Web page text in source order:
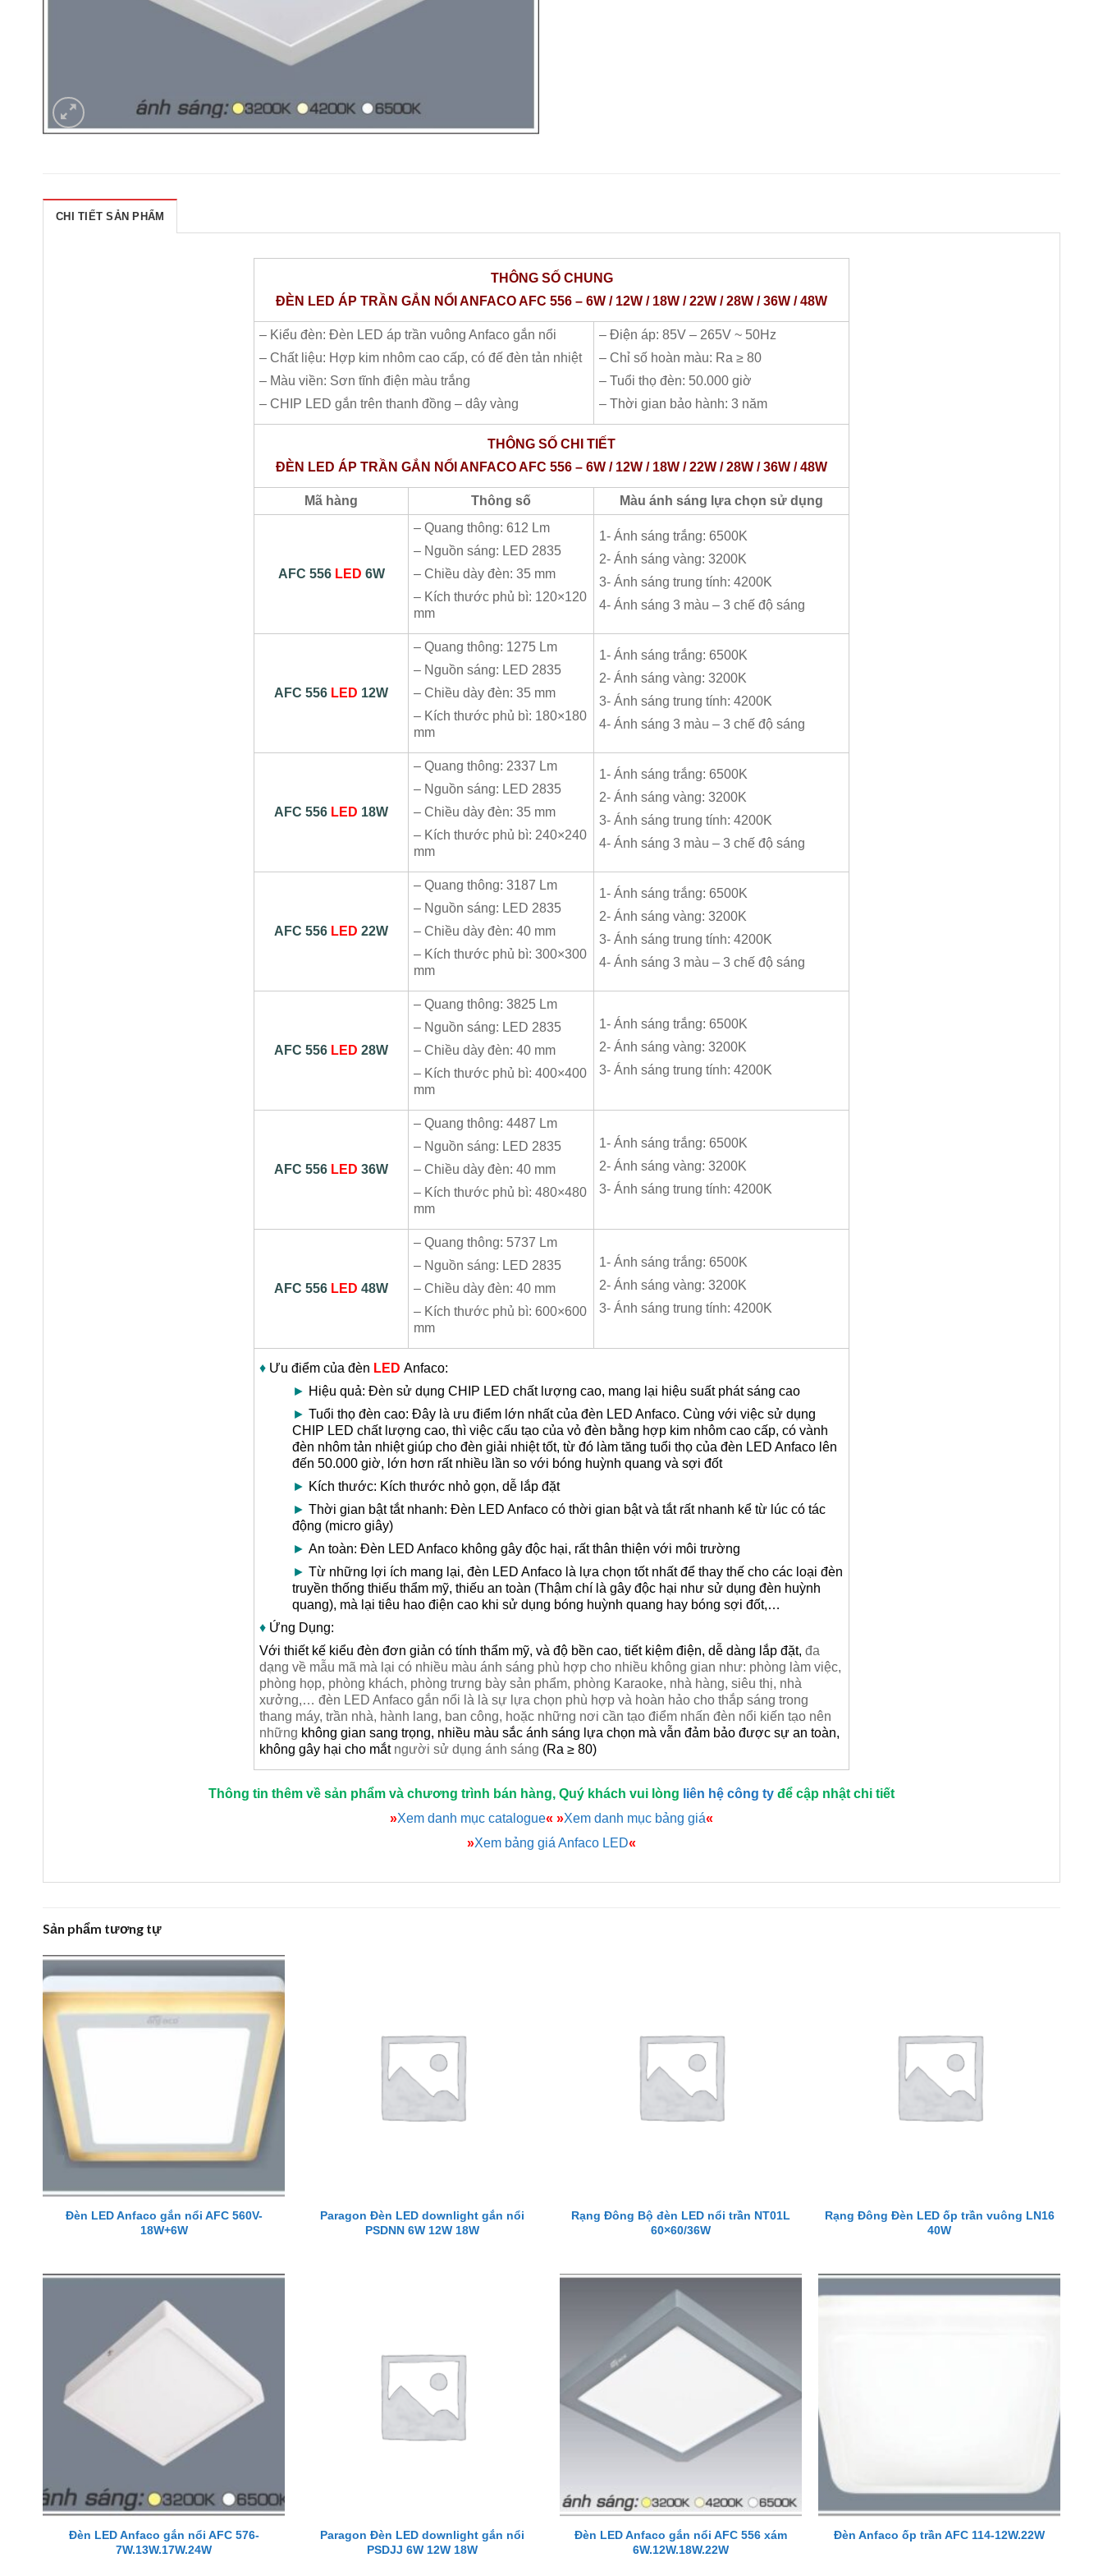
CHI TIẾT SẢN PHẨM
THÔNG​ SỐ CHUNG
ĐÈN LED ÁP TRẦN GẮN NỔI ANFACO AFC 556 – 6W / 12W / 18W / 22W / 28W / 36W / 48W
– Kiểu đèn: Đèn LED áp trần vuông Anfaco gắn nổi
– Chất liệu: Hợp kim nhôm cao cấp, có đế đèn tản nhiệt
– Màu viền: Sơn tĩnh điện màu trắng
– CHIP LED gắn trên thanh đồng – dây vàng
– Điện áp: 85V – 265V ~ 50Hz
– Chỉ số hoàn màu: Ra ≥ 80
– Tuổi thọ đèn: 50.000 giờ
– Thời gian bảo hành: 3 năm
THÔNG SỐ CHI TIẾT
ĐÈN LED ÁP TRẦN GẮN NỔI ANFACO AFC 556 – 6W / 12W / 18W / 22W / 28W / 36W / 48W
Mã hàng Thông số Màu ánh sáng lựa chọn sử dụng
AFC 556 LED 6W
– Quang thông: 612 Lm
– Nguồn sáng: LED 2835
– Chiều dày đèn: 35 mm
– Kích thước phủ bì: 120×120
mm
1- Ánh sáng trắng: 6500K
2- Ánh sáng vàng: 3200K
3- Ánh sáng trung tính: 4200K
4- Ánh sáng 3 màu – 3 chế độ sáng
AFC 556 LED 12W
– Quang thông: 1275 Lm
– Nguồn sáng: LED 2835
– Chiều dày đèn: 35 mm
– Kích thước phủ bì: 180×180
mm
1- Ánh sáng trắng: 6500K
2- Ánh sáng vàng: 3200K
3- Ánh sáng trung tính: 4200K
4- Ánh sáng 3 màu – 3 chế độ sáng
AFC 556 LED 18W
– Quang thông: 2337 Lm
– Nguồn sáng: LED 2835
– Chiều dày đèn: 35 mm
– Kích thước phủ bì: 240×240
mm
1- Ánh sáng trắng: 6500K
2- Ánh sáng vàng: 3200K
3- Ánh sáng trung tính: 4200K
4- Ánh sáng 3 màu – 3 chế độ sáng
AFC 556 LED 22W
– Quang thông: 3187 Lm
– Nguồn sáng: LED 2835
– Chiều dày đèn: 40 mm
– Kích thước phủ bì: 300×300
mm
1- Ánh sáng trắng: 6500K
2- Ánh sáng vàng: 3200K
3- Ánh sáng trung tính: 4200K
4- Ánh sáng 3 màu – 3 chế độ sáng
AFC 556 LED 28W
– Quang thông: 3825 Lm
– Nguồn sáng: LED 2835
– Chiều dày đèn: 40 mm
– Kích thước phủ bì: 400×400
mm
1- Ánh sáng trắng: 6500K
2- Ánh sáng vàng: 3200K
3- Ánh sáng trung tính: 4200K
AFC 556 LED 36W
– Quang thông: 4487 Lm
– Nguồn sáng: LED 2835
– Chiều dày đèn: 40 mm
– Kích thước phủ bì: 480×480
mm
1- Ánh sáng trắng: 6500K
2- Ánh sáng vàng: 3200K
3- Ánh sáng trung tính: 4200K
AFC 556 LED 48W
– Quang thông: 5737 Lm
– Nguồn sáng: LED 2835
– Chiều dày đèn: 40 mm
– Kích thước phủ bì: 600×600
mm
1- Ánh sáng trắng: 6500K
2- Ánh sáng vàng: 3200K
3- Ánh sáng trung tính: 4200K
♦ Ưu điểm của đèn LED Anfaco:
► Hiệu quả: Đèn sử dụng CHIP LED chất lượng cao, mang lại hiệu suất phát sáng cao
► Tuổi thọ đèn cao: Đây là ưu điểm lớn nhất của đèn LED Anfaco. Cùng với việc sử dụng
CHIP LED chất lượng cao, thì việc cấu tạo của vỏ đèn bằng hợp kim nhôm cao cấp, có vành
đèn nhôm tản nhiệt giúp cho đèn giải nhiệt tốt, từ đó làm tăng tuổi thọ của đèn LED Anfaco lên
đến 50.000 giờ, lớn hơn rất nhiều lần so với bóng huỳnh quang và sợi đốt
► Kích thước: Kích thước nhỏ gọn, dễ lắp đặt
► Thời gian bật tắt nhanh: Đèn LED Anfaco có thời gian bật và tắt rất nhanh kể từ lúc có tác
động (micro giây)
► An toàn: Đèn LED Anfaco không gây độc hại, rất thân thiện với môi trường
► Từ những lợi ích mang lại, đèn LED Anfaco là lựa chọn tốt nhất để thay thế cho các loại đèn
truyền thống thiếu thẩm mỹ, thiếu an toàn (Thậm chí là gây độc hại như sử dụng đèn huỳnh
quang), mà lại tiêu hao điện cao khi sử dụng bóng huỳnh quang hay bóng sợi đốt,…
♦ Ứng Dụng:
Với thiết kế kiểu đèn đơn giản có tính thẩm mỹ, và độ bền cao, tiết kiệm điện, dễ dàng lắp đặt, đa
dạng về mẫu mã mà lại có nhiều màu ánh sáng phù hợp cho nhiều không gian như: phòng làm việc,
phòng họp, phòng khách, phòng trưng bày sản phẩm, phòng Karaoke, nhà hàng, siêu thị, nhà
xưởng,… đèn LED Anfaco gắn nổi là là sự lựa chọn phù hợp và hoàn hảo cho thắp sáng trong
thang máy, trần nhà, hành lang, ban công, hoặc những nơi cần tạo điểm nhấn đèn nổi kiến tạo nên
những không gian sang trọng, nhiều màu sắc ánh sáng lựa chọn mà vẫn đảm bảo được sự an toàn,
không gây hại cho mắt người sử dụng ánh sáng (Ra ≥ 80)
Thông tin thêm về sản phẩm và chương trình bán hàng, Quý khách vui lòng liên hệ công ty để cập nhật chi tiết
»Xem danh mục catalogue« »Xem danh mục bảng giá«
»Xem bảng giá Anfaco LED«
Sản phẩm tương tự
Đèn LED Anfaco gắn nổi AFC 560V-
18W+6W
Paragon Đèn LED downlight gắn nổi
PSDNN 6W 12W 18W
Rạng Đông Bộ đèn LED nổi trần NT01L
60×60/36W
Rạng Đông Đèn LED ốp trần vuông LN16
40W
Đèn LED Anfaco gắn nổi AFC 576-
7W.13W.17W.24W
Paragon Đèn LED downlight gắn nổi
PSDJJ 6W 12W 18W
Đèn LED Anfaco gắn nổi AFC 556 xám
6W.12W.18W.22W
Đèn Anfaco ốp trần AFC 114-12W.22W